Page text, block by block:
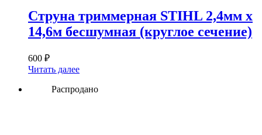
Струна триммерная STIHL 2,4мм х
14,6м бесшумная (круглое сечение)
600 ₽
Читать далее
Распродано